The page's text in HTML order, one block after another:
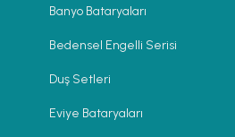
Banyo Bataryaları
Bedensel Engelli Serisi
Duş Setleri
Eviye Bataryaları